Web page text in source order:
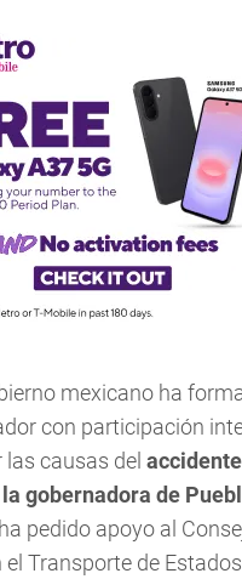
mexicano ha
con participación
causas del
gobernadora de
pedido apoyo al
el Transporte de